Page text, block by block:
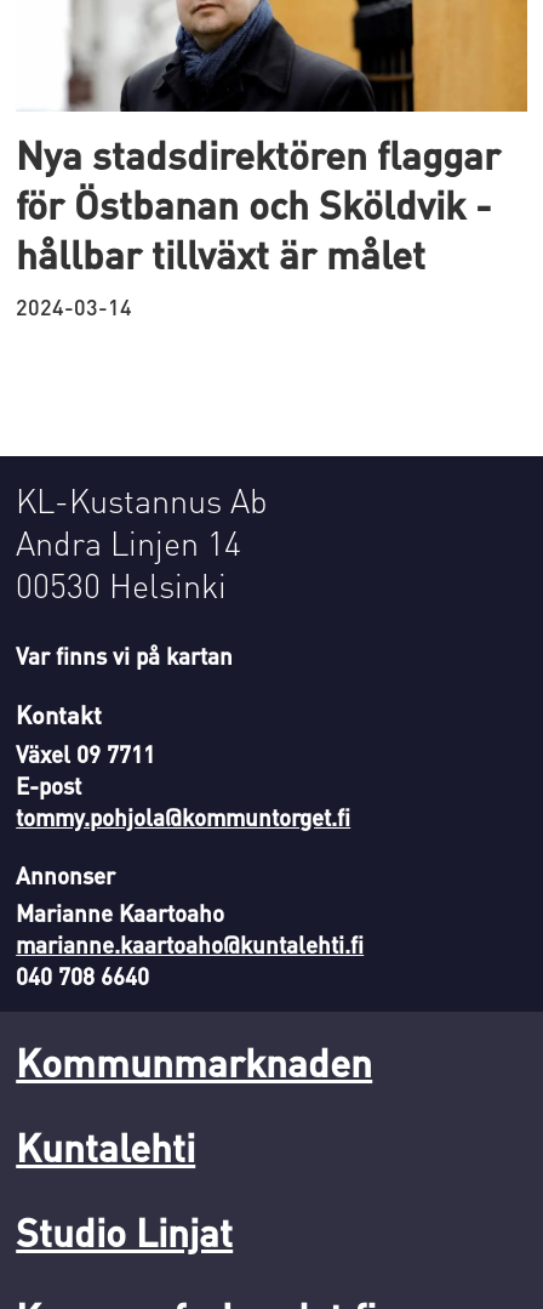
Nya stadsdirektören flaggar
för Östbanan och Sköldvik -
hållbar tillväxt är målet
2024-03-14
KL-Kustannus Ab
Andra Linjen 14
00530 Helsinki
Var finns vi på kartan
Kontakt
Växel 09 7711
E-post
tommy.pohjola@kommuntorget.fi
Annonser
Marianne Kaartoaho
marianne.kaartoaho@kuntalehti.fi
040 708 6640
Kommunmarknaden
Kuntalehti
Studio Linjat